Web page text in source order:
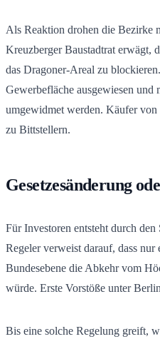
Als Reaktion drohen die Bezirke
Kreuzberger Baustadtrat erwägt,
das Dragoner-Areal zu
Gewerbefläche ausgewiesen und
umgewidmet werden. Käufer
zu Bittstellern.
Gesetzesänderung
Für Investoren entsteht durch
Regeler verweist darauf, dass nur
Bundesebene die Abkehr vom
würde. Erste Vorstöße unter
Bis eine solche Regelung greift,